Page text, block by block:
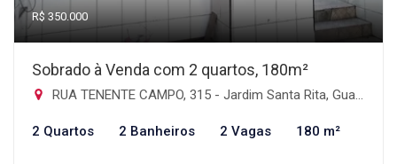
R$ 350.000
Sobrado à Venda com 2 quartos, 180m²
RUA TENENTE CAMPO, 315 - Jardim Santa Rita, Guarulhos-SP
2 Quartos 2 Banheiros 2 Vagas 180 m²